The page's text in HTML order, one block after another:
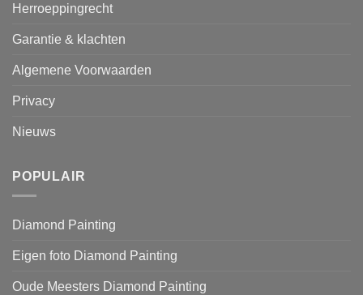
Herroeppingrecht
Garantie & klachten
Algemene Voorwaarden
Privacy
Nieuws
POPULAIR
Diamond Painting
Eigen foto Diamond Painting
Oude Meesters Diamond Painting